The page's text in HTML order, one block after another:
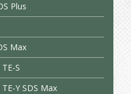
Plus
Max
S
Y SDS Max